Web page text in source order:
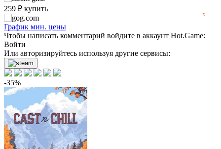
259 ₽ купить
нет в наличии
t
График мин. цены
Чтобы написать комментарий войдите в аккаунт Hot.Game:
Войти
Или авторизируйтесь используя другие сервисы:
-35%